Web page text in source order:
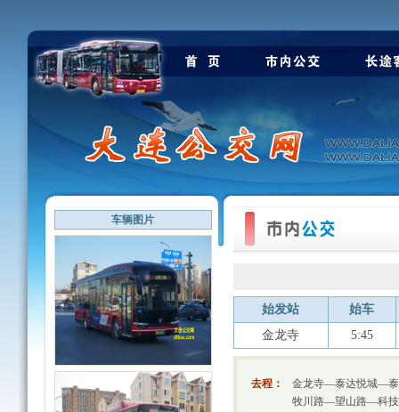
车辆图片
始发站
始车
金龙寺
5:45
去程：
金龙寺—泰达悦城—
牧川路—望山路—科